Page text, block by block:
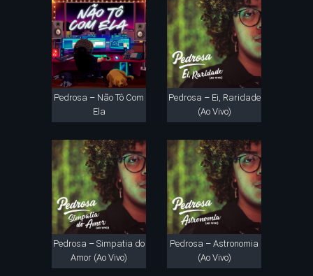
Pedrosa – Não Tô Com
Ela
Pedrosa – Ei, Raridade
(Ao Vivo)
Pedrosa – Simpatia do
Amor (Ao Vivo)
Pedrosa – Astronomia
(Ao Vivo)